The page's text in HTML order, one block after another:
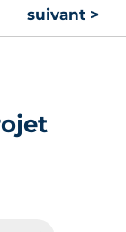
suivant >